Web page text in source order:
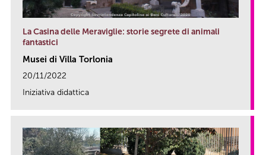
La Casina delle Meraviglie: storie segrete di animali
fantastici
Musei di Villa Torlonia
20/11/2022
Iniziativa didattica